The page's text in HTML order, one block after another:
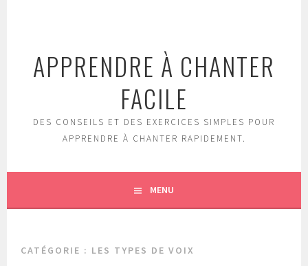
principalAPPRENDRE À CHANTER
FACILE
DES CONSEILS ET DES EXERCICES SIMPLES POUR
APPRENDRE À CHANTER RAPIDEMENT.
MENU
CATÉGORIE : LES TYPES DE VOIX